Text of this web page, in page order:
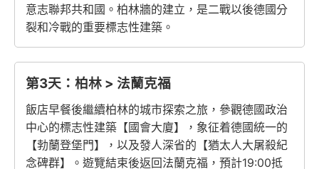
意志聯邦共和國。柏林牆的建立，是二戰以後德國分
裂和冷戰的重要標志性建築。
第3天：柏林 > 法蘭克福
飯店早餐後繼續柏林的城市探索之旅，參觀德國政治
中心的標志性建築【國會大廈】，象征着德國統一的
【勃蘭登堡門】，以及發人深省的【猶太人大屠殺紀
念碑群】。遊覽結束後返回法蘭克福，預計19:00抵